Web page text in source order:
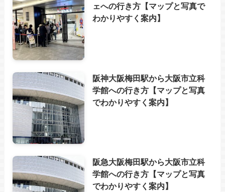
ェへの行き方【マップと写真で
わかりやすく案内】
阪神大阪梅田駅から大阪市立科
学館への行き方【マップと写真
でわかりやすく案内】
阪急大阪梅田駅から大阪市立科
学館への行き方【マップと写真
でわかりやすく案内】